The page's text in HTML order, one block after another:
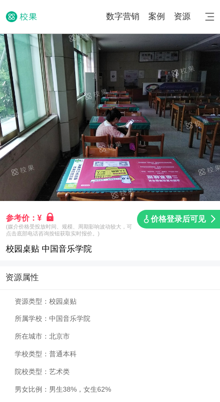
数字营销 案例 资源
参考价：¥ 价格登录后可见
(媒介价格受投放时间、规模、周期影响波动较大，可
点击底部电话咨询按钮获取实时报价。)
校园桌贴 中国音乐学院
资源属性
资源类型： 校园桌贴
所属学校： 中国音乐学院
所在城市： 北京市
学校类型： 普通本科
院校类型： 艺术类
男女比例： 男生38%，女生62%